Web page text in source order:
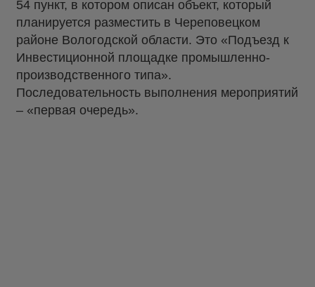
54 пункт, в котором описан объект, который
планируется разместить в Череповецком
районе Вологодской области. Это «Подъезд к
Инвестиционной площадке промышленно-
производственного типа».
Последовательность выполнения мероприятий
– «первая очередь».